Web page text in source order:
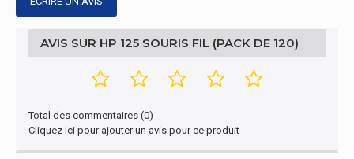
Elément de format Ambidextre
AVIS SUR HP 125 SOURIS FIL (PACK DE 120)
Total des commentaires (0)
Cliquez ici pour ajouter un avis pour ce produit